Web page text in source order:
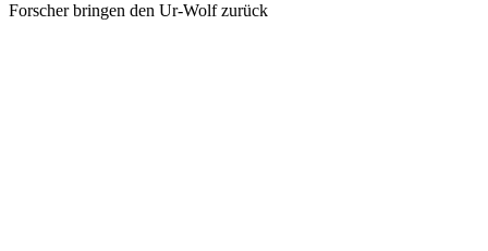
Forscher bringen den Ur-Wolf zurück